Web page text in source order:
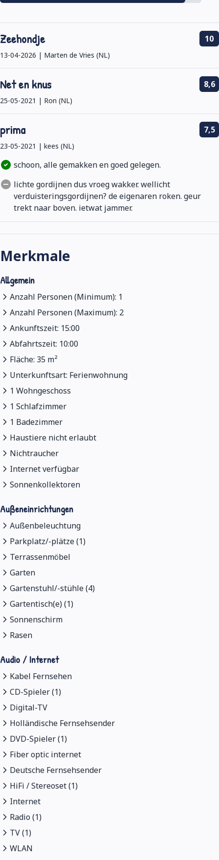
Zeehondje
13-04-2026 | Marten de Vries (NL)
10
Net en knus
25-05-2021 | Ron (NL)
8,6
prima
23-05-2021 | kees (NL)
7,5
schoon, alle gemakken en goed gelegen.
lichte gordijnen dus vroeg wakker. wellicht
verduisteringsgordijnen? de eigenaren roken. geur
trekt naar boven. ietwat jammer.
Merkmale
Allgemein
Anzahl Personen (Minimum): 1
Anzahl Personen (Maximum): 2
Ankunftszeit: 15:00
Abfahrtszeit: 10:00
Fläche: 35 m²
Unterkunftsart: Ferienwohnung
1 Wohngeschoss
1 Schlafzimmer
1 Badezimmer
Haustiere nicht erlaubt
Nichtraucher
Internet verfügbar
Sonnenkollektoren
Außeneinrichtungen
Außenbeleuchtung
Parkplatz/-plätze (1)
Terrassenmöbel
Garten
Gartenstuhl/-stühle (4)
Gartentisch(e) (1)
Sonnenschirm
Rasen
Audio / Internet
Kabel Fernsehen
CD-Spieler (1)
Digital-TV
Holländische Fernsehsender
DVD-Spieler (1)
Fiber optic internet
Deutsche Fernsehsender
HiFi / Stereoset (1)
Internet
Radio (1)
TV (1)
WLAN